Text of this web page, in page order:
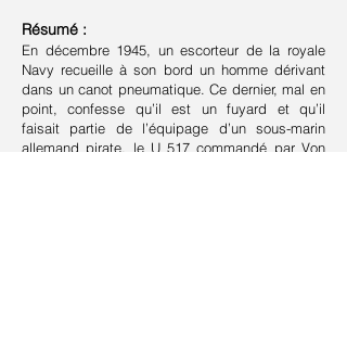
Résumé :
En décembre 1945, un escorteur de la royale
Navy recueille à son bord un homme dérivant
dans un canot pneumatique. Ce dernier, mal en
point, confesse qu’il est un fuyard et qu’il
faisait partie de l’équipage d’un sous-marin
allemand pirate, le U 517 commandé par Von